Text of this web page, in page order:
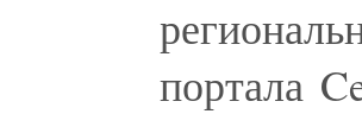
портала